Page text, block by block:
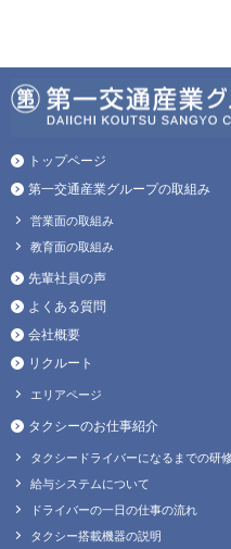
トップページ
第一交通産業グループの取組み
営業面の取組み
教育面の取組み
先輩社員の声
よくある質問
会社概要
リクルート
エリアページ
タクシーのお仕事紹介
タクシードライバーになるまでの研
給与システムについて
ドライバーの一日の仕事の流れ
タクシー搭載機器の説明